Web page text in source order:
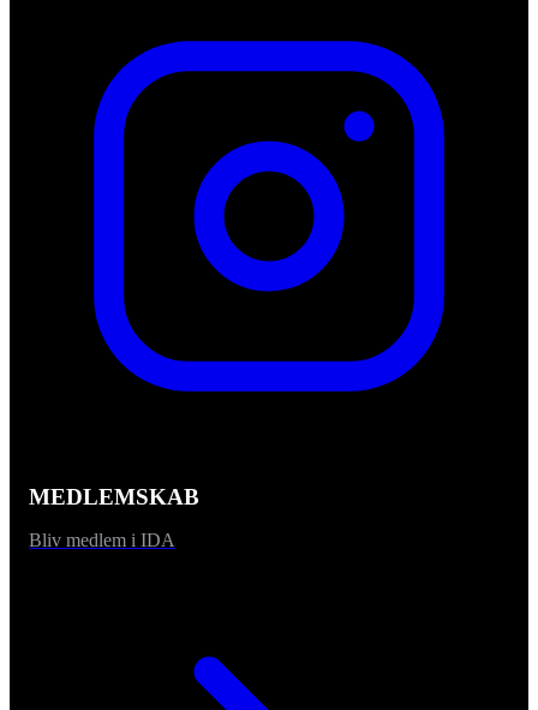
MEDLEMSKAB
Bliv medlem i IDA